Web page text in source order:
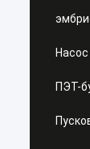
ПЭТ-